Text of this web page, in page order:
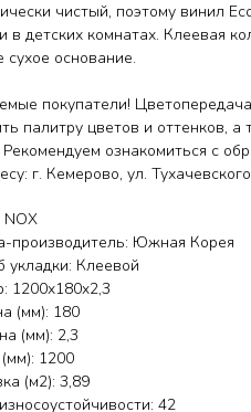
чистый, поэтому винил
в детских комнатах. Клеевая
сухое основание.
покупатели!
палитру цветов и оттенков,
ознакомиться с
г. Кемерово, ул.
NOX
производитель: Южная Корея
укладки: Клеевой
1200x180x2,3
(мм): 180
(мм): 2,3
1200
(м2): 3,89
42